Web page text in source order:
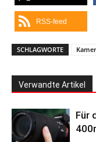
RSS-feed
SCHLAGWORTE
Verwandte Artikel
Für